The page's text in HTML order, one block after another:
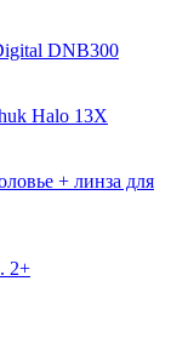
DNB300
Halo 13X
+ линза для
2+